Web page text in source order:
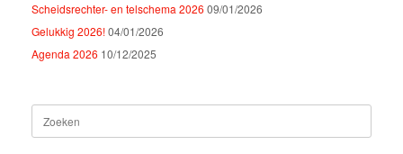
Scheidsrechter- en telschema 2026 09/01/2026
Gelukkig 2026!04/01/2026
Agenda 2026 10/12/2025
naar: